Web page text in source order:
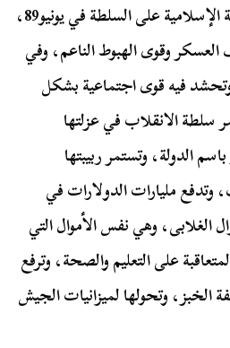
المغيبة، منذ استيلاء الجبهة الإسلامية على السلطة في يونيو89،
وقوى الهبوط الناعم، وفي
وتحشد فيه قوى اجتماعية بشكل
الانقلاب في عزلتها
الدولة، وتستمر ربيبتها
وتدفع مليارات الدولارات في
وهي نفس الأموال التي
على التعليم والصحة، وترفع
وتحولها لميزانيات الجيش